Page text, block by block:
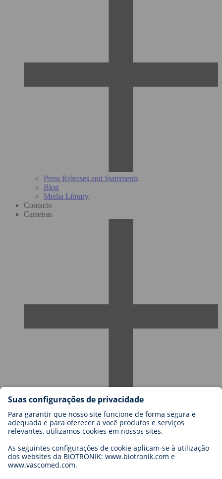
Press Releases and Statements
Blog
Media Library
Contacto
Carreiras
Carreiras na BIOTRONIK
Níveis de carreira
Candidatura
Oportunidades de carreira